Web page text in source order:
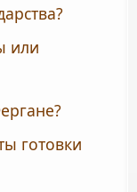
или
готовки